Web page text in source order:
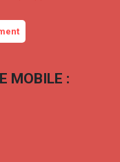
MOBILE :